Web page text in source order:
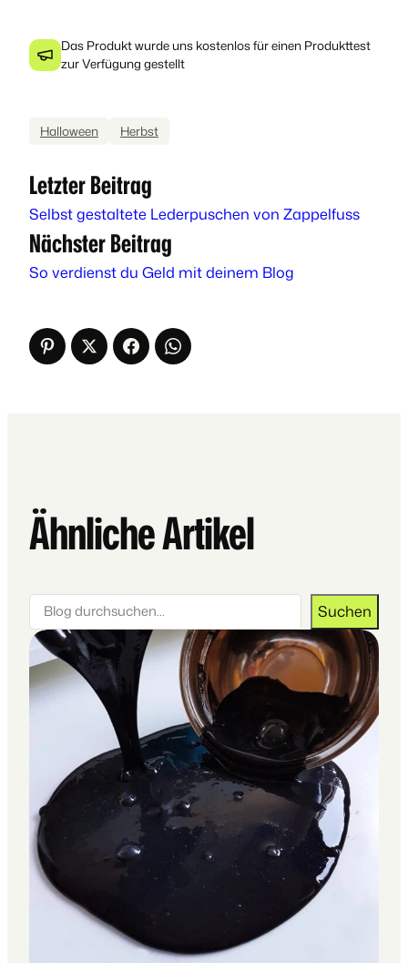
Das Produkt wurde uns kostenlos für einen Produkttest
zur Verfügung gestellt
Halloween Herbst
Letzter Beitrag
Selbst gestaltete Lederpuschen von Zappelfuss
Nächster Beitrag
So verdienst du Geld mit deinem Blog
Ähnliche Artikel
Suchen Suchen